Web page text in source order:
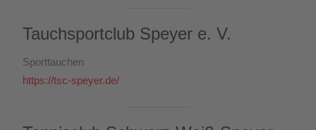
Tauchsportclub Speyer e. V.
Sporttauchen
https://tsc-speyer.de/